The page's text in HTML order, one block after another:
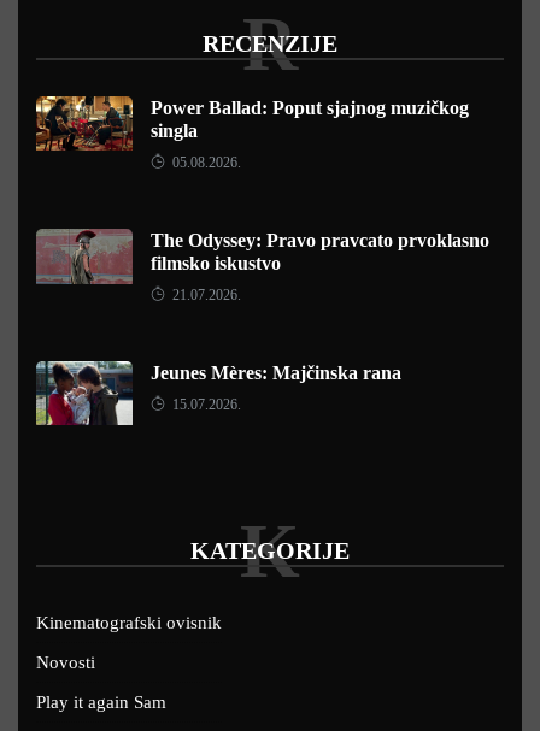
RECENZIJE
R
Power Ballad: Poput sjajnog muzičkog
singla
05.08.2026.
The Odyssey: Pravo pravcato prvoklasno
filmsko iskustvo
21.07.2026.
Jeunes Mères: Majčinska rana
15.07.2026.
KATEGORIJE
K
Kinematografski ovisnik
Novosti
Play it again Sam